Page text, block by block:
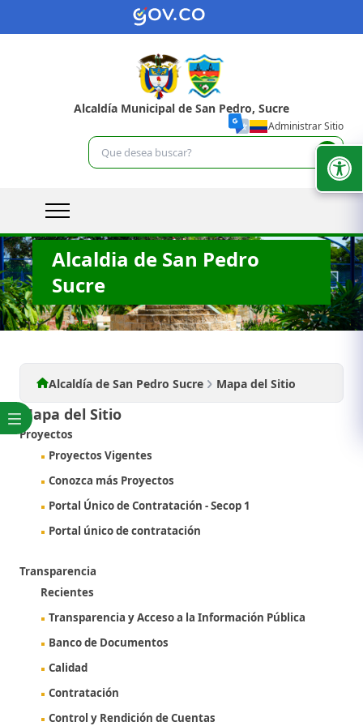
Alcaldía Municipal de San Pedro, Sucre
Administrar Sitio
Alcaldia de San Pedro
Sucre
Alcaldía de San Pedro Sucre Mapa del Sitio
Mapa del Sitio
Proyectos
Proyectos Vigentes
Conozca más Proyectos
Portal Único de Contratación - Secop 1
Portal único de contratación
Transparencia
Recientes
Transparencia y Acceso a la Información Pública
Banco de Documentos
Calidad
Contratación
Control y Rendición de Cuentas